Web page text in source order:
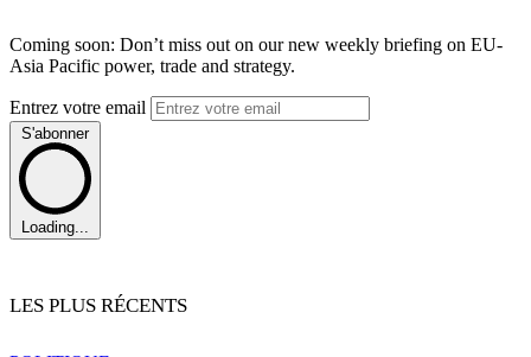
Coming soon: Don’t miss out on our new weekly briefing on EU-
Asia Pacific power, trade and strategy.
Entrez votre email
S'abonner
Loading...
LES PLUS RÉCENTS